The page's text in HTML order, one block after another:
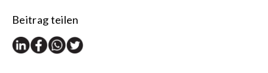
Beitrag teilen